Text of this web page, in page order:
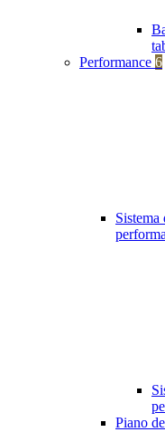
Performance 6
Piano